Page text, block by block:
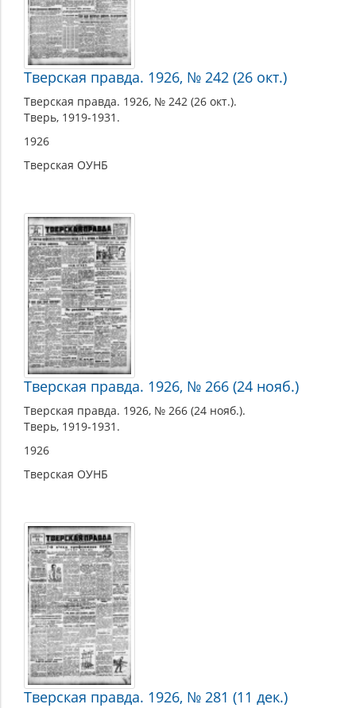
Тверская правда. 1926, № 242 (26 окт.)
Тверская правда. 1926, № 242 (26 окт.).
Тверь, 1919-1931.
1926
Тверская ОУНБ
Тверская правда. 1926, № 266 (24 нояб.)
Тверская правда. 1926, № 266 (24 нояб.).
Тверь, 1919-1931.
1926
Тверская ОУНБ
Тверская правда. 1926, № 281 (11 дек.)